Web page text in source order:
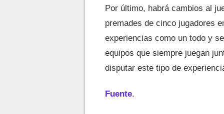
Por último, habrá cambios al
premades de cinco jugadores
experiencias como un todo y
equipos que siempre juegan
disputar este tipo de
Fuente.